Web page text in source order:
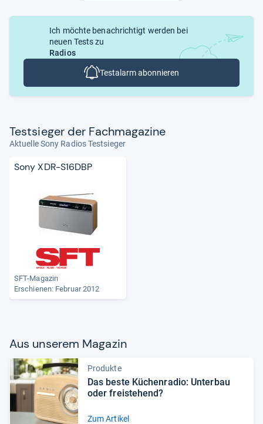
Ich möchte benachrichtigt werden bei
neuen Tests zu
Radios
Testalarm abonnieren
Test­sie­ger der Fach­ma­ga­zine
Aktuelle Sony Radios Testsieger
Sony XDR-S16DBP
SFT-Magazin
Erschienen: Februar 2012
Aus unse­rem Maga­zin
Produkte
Das beste Küchen­ra­dio: Unter­bau
oder frei­ste­hend?
Zum Artikel